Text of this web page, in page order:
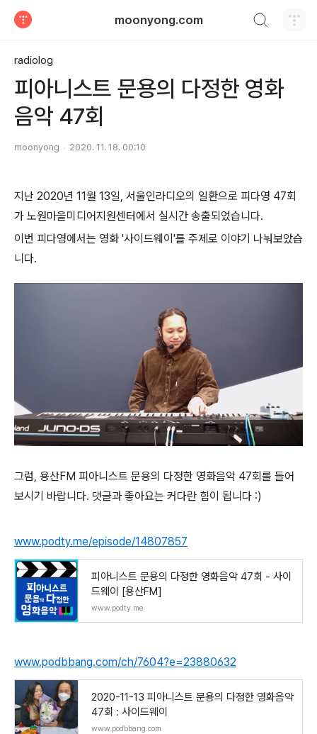
moonyong.com
radiolog
피아니스트 문용의 다정한 영화
음악 47회
moonyong 2020. 11. 18. 00:10
지난 2020년 11월 13일, 서울인라디오의 일환으로 피다영 47회
가 노원마을미디어지원센터에서 실시간 송출되었습니다.
이번 피다영에서는 영화 '사이드웨이'를 주제로 이야기 나눠보았습
니다.
그럼, 용산FM 피아니스트 문용의 다정한 영화음악 47회를 들어
보시기 바랍니다. 댓글과 좋아요는 커다란 힘이 됩니다 :)
www.podty.me/episode/14807857
피아니스트 문용의 다정한 영화음악 47회 - 사이
드웨이 [용산FM]
www.podty.me
www.podbbang.com/ch/7604?e=23880632
2020-11-13 피아니스트 문용의 다정한 영화음악
47회 : 사이드웨이
www.podbbang.com